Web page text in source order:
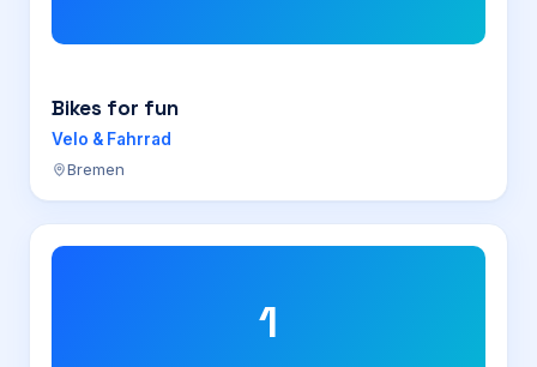
Bikes for fun
Velo & Fahrrad
Bremen
1